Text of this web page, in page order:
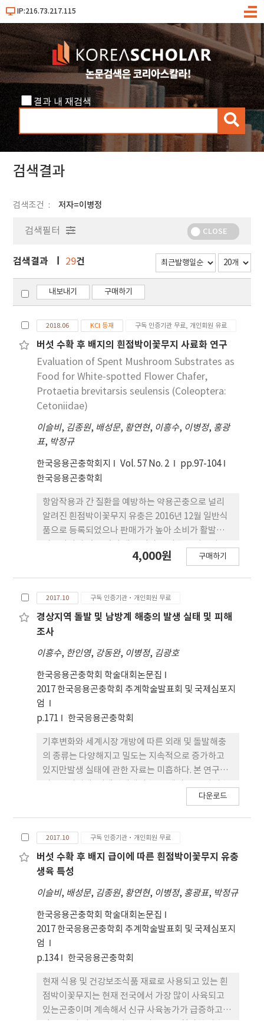
IP:216.73.217.115
메
결과 내 재검색
검
색
검색결과
검색조건 저자=이병정
검색필터 CLOSE
검색결과 29건
내보내기 구매하기
2018.06 KCI 등재 구독 인증기관 무료, 개인회원 유료
버섯 수확 후 배지의 흰점박이꽃무지 사료화 연구
Evaluation of Spent Mushroom Substrates as
Food for White-spotted Flower Chafer,
Protaetia brevitarsis seulensis (Coleoptera:
Cetoniidae)
이슬비, 김종원, 배성문, 황연현, 이흥수, 이병정, 홍광
표, 박정규
한국응용곤충학회지 Vol. 57 No. 2
pp.97-104
한국응용곤충학회
항암작용과 간 질환을 예방하는 약용곤충으로 널리
알려진 흰점박이꽃무지 유충은 2016년 12월 일반식
품으로 등록되었으나 판매가가 높아 소비가 활발하게
구되고 있는 실정이다. 흰점박이꽃무지의 생산 비용
유충의 먹이로 급이하여 생육특성과 미량성분, 중금
속함 량을 조사하였고 대조구로는 관행으로 사용되고
있는 참나무 발효톱밥을 급이하였다. 새송이버섯 수
일로 가장 짧았고 유충 무게 증가율과 고치 무게는 각
각 156.3%와 4.1 g이었다. 새송이버섯 수확 후 배지
를 급이한 처리구에서 용화율은 100%였고 우화율은
93.9%로 가장 높았지만 통계적 유의차는 없었다. 또
한 총질소함량도 10.28%로 가장 높았고 미량원소 중
과를 보였다. 성충의 산란선호성은 먹이 간 통계적 유
의차가 없었다. 본 연구의 결과를 종합하였을 때 기존
에 사용하고 있는 참나무 발효톱밥 대신 새송이버섯
수확 후 배지를 먹이로 사용하면 흰점박이꽃무지 유
충 100 kg 당 667,960원의 비용이 감소할 것으로 추
4,000원 구매하기
2017.10 구독 인증기관·개인회원 무료
경상지역 돌발 및 남방계 해충의 발생 실태 및 피해
조사
이흥수, 한인영, 강동완, 이병정, 김광호
한국응용곤충학회 학술대회논문집
2017 한국응용곤충학회 추계학술발표회 및 국제심포지
엄
p.171
한국응용곤충학회
기후변화와 세계시장 개방에 따른 외래 및 돌발해충
의 종류는 다양해지고 밀도는 지속적으로 증가하고
있지만발생 실태에 관한 자료는 미흡하다. 본 연구는
6종을 경남18시군과 경북 22시군에서 4회 순회 조사
로 미국선녀벌레는 밀양, 김해, 창원, 진주, 군위 둥에
서 발생하였고, 밀양 아까시나무에서 평균 91.1%의
발생 가지율과 13개의 월동난이 조사되었다. 갈색날
하였고, 진주 복숭아나무에서 평균 69.1%의 발생 가
지율과 2.5개의 월동난괴가 조사되었다. 꽃매미는 합
천,함안, 군위, 의성, 영천 등에서 발생하였고, 거창
포도나무에서 평균 37.8%의 발생 가지율과 0.7개의
월동난괴가조사되었다. 애멸구의 월동기 조사에서
벌레는 10지역 감나무에서모두 발생하여 6월 중순에
가장 높은 밀도를 나타냈다.
다운로드
2017.10 구독 인증기관·개인회원 무료
버섯 수확 후 배지 급이에 따른 흰점박이꽃무지 유충
생육 특성
이슬비, 배성문, 김종원, 황연현, 이병정, 홍광표, 박정규
한국응용곤충학회 학술대회논문집
2017 한국응용곤충학회 추계학술발표회 및 국제심포지
엄
p.134
한국응용곤충학회
현재 식용 및 건강보조식품 재료로 사용되고 있는 흰
점박이꽃무지는 현재 전국에서 가장 많이 사육되고
있는곤충이며 계속해서 신규 사육농가가 급증하고 있